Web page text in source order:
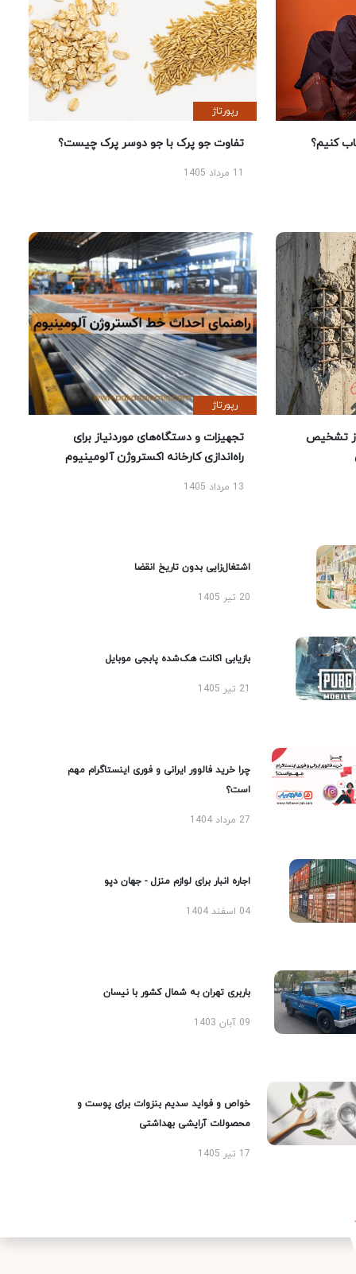
کنیم؟
رپورتاژ
تفاوت جو پرک با جو دوسر پرک چیست؟
تشخیص
رپورتاژ
تجهیزات و دستگاه‌های موردنیاز برای
راه‌اندازی کارخانه اکستروژن آلومینیوم
13 مرداد 1405
اشتغال‌زایی بدون تاریخ انقضا
20 تیر 1405
بازیابی اکانت هک‌شده پابجی موبایل
چرا خرید فالوور ایرانی و فوری اینستاگرام مهم
است؟
27 مرداد 1404
اجاره انبار برای لوازم منزل - جهان دپو
04 اسفند 1404
باربری تهران به شمال کشور با نیسان
09 آبان 1403
خواص و فواید سدیم بنزوات برای پوست و
محصولات آرایشی بهداشتی
17 تیر 1405